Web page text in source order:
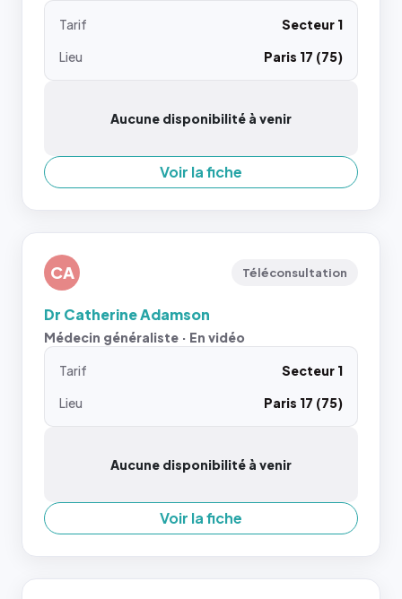
Tarif
Secteur 1
Lieu
Paris 17 (75)
Aucune disponibilité à venir
Voir la fiche
CA Téléconsultation
Dr Catherine Adamson
Médecin généraliste · En vidéo
Tarif
Secteur 1
Lieu
Paris 17 (75)
Aucune disponibilité à venir
Voir la fiche